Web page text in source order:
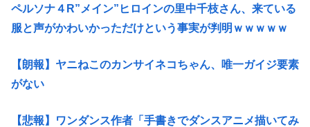
ペルソナ４R”メイン”ヒロインの里中千枝さん、来ている
服と声がかわいかっただけという事実が判明ｗｗｗｗｗ
【朗報】ヤニねこのカンサイネコちゃん、唯一ガイジ要素
がない
【悲報】ワンダンス作者「手書きでダンスアニメ描いてみ